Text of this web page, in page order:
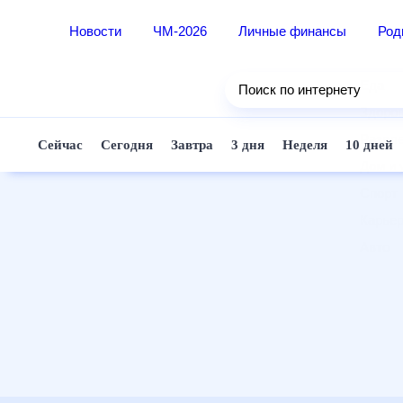
Новости ЧМ-2026 Личные финансы
Поиск по интернету
Сейчас Сегодня Завтра 3 дня Неделя 10